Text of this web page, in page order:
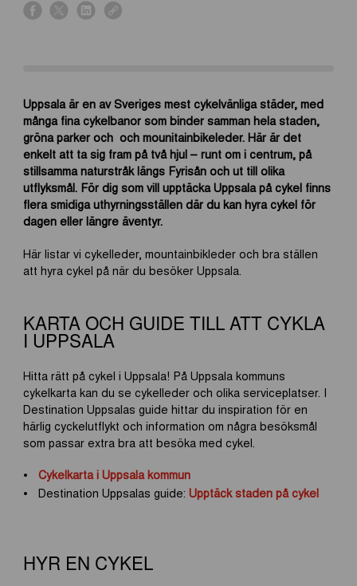
s
o
n
f
a
c
e
b
o
k
s
o
n
x
s
o
n
l
i
n
k
e
d
n
s
o
n
l
i
n
k
Uppsala är en av Sveriges mest cykelvänliga städer, med
många fina cykelbanor som binder samman hela staden,
gröna parker och och mounitainbikeleder. Här är det
enkelt att ta sig fram på två hjul – runt om i centrum, på
stillsamma naturstråk längs Fyrisån och ut till olika
utflyksmål. För dig som vill upptäcka Uppsala på cykel finns
flera smidiga uthyrningsställen där du kan hyra cykel för
dagen eller längre äventyr.
Här listar vi cykelleder, mountainbikleder och bra ställen
att hyra cykel på när du besöker Uppsala.
KARTA OCH GUIDE TILL ATT CYKLA
I UPPSALA
Hitta rätt på cykel i Uppsala! På Uppsala kommuns
cykelkarta kan du se cykelleder och olika serviceplatser. I
Destination Uppsalas guide hittar du inspiration för en
härlig cyckelutflykt och information om några besöksmål
som passar extra bra att besöka med cykel.
Cykelkarta i Uppsala kommun
Destination Uppsalas guide: Upptäck staden på cykel
HYR EN CYKEL